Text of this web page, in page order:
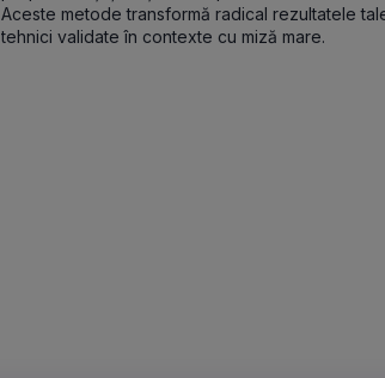
Aceste metode transformă radical rezultatele
tehnici validate în contexte cu miză mare.